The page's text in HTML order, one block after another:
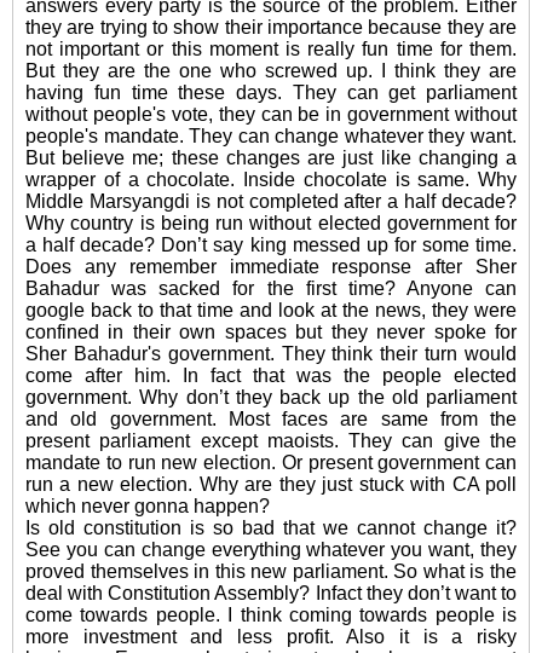
answers every party is the source of the problem. Either
they are trying to show their importance because they are
not important or this moment is really fun time for them.
But they are the one who screwed up. I think they are
having fun time these days. They can get parliament
without people's vote, they can be in government without
people's mandate. They can change whatever they want.
But believe me; these changes are just like changing a
wrapper of a chocolate. Inside chocolate is same. Why
Middle Marsyangdi is not completed after a half decade?
Why country is being run without elected government for
a half decade? Don’t say king messed up for some time.
Does any remember immediate response after Sher
Bahadur was sacked for the first time? Anyone can
google back to that time and look at the news, they were
confined in their own spaces but they never spoke for
Sher Bahadur's government. They think their turn would
come after him. In fact that was the people elected
government. Why don’t they back up the old parliament
and old government. Most faces are same from the
present parliament except maoists. They can give the
mandate to run new election. Or present government can
run a new election. Why are they just stuck with CA poll
which never gonna happen?
Is old constitution is so bad that we cannot change it?
See you can change everything whatever you want, they
proved themselves in this new parliament. So what is the
deal with Constitution Assembly? Infact they don’t want to
come towards people. I think coming towards people is
more investment and less profit. Also it is a risky